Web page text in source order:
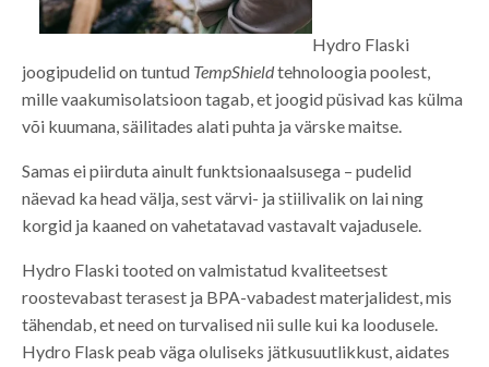
Hydro Flaski
joogipudelid on tuntud TempShieldtehnoloogia poolest,
mille vaakumisolatsioon tagab, et joogid püsivad kas külma
või kuumana, säilitades alati puhta ja värske maitse.
Samas ei piirduta ainult funktsionaalsusega – pudelid
näevad ka head välja, sest värvi- ja stiilivalik on lai ning
korgid ja kaaned on vahetatavad vastavalt vajadusele.
Hydro Flaski tooted on valmistatud kvaliteetsest
roostevabast terasest ja BPA-vabadest materjalidest, mis
tähendab, et need on turvalised nii sulle kui ka loodusele.
Hydro Flask peab väga oluliseks jätkusuutlikkust, aidates